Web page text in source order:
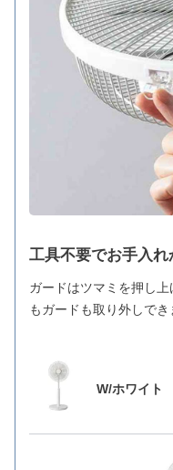
工具不要でお手入れ
ガードはツマミを押し
もガードも取り外しでき
W/ホワイト